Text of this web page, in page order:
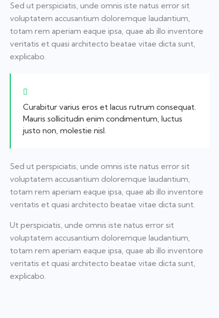
Sed ut perspiciatis, unde omnis iste natus error sit
voluptatem accusantium doloremque laudantium,
totam rem aperiam eaque ipsa, quae ab illo inventore
veritatis et quasi architecto beatae vitae dicta sunt,
explicabo.
Curabitur varius eros et lacus rutrum consequat.
Mauris sollicitudin enim condimentum, luctus
justo non, molestie nisl.
Sed ut perspiciatis, unde omnis iste natus error sit
voluptatem accusantium doloremque laudantium,
totam rem aperiam eaque ipsa, quae ab illo inventore
veritatis et quasi architecto beatae vitae dicta sunt.
Ut perspiciatis, unde omnis iste natus error sit
voluptatem accusantium doloremque laudantium,
totam rem aperiam eaque ipsa, quae ab illo inventore
veritatis et quasi architecto beatae vitae dicta sunt,
explicabo.